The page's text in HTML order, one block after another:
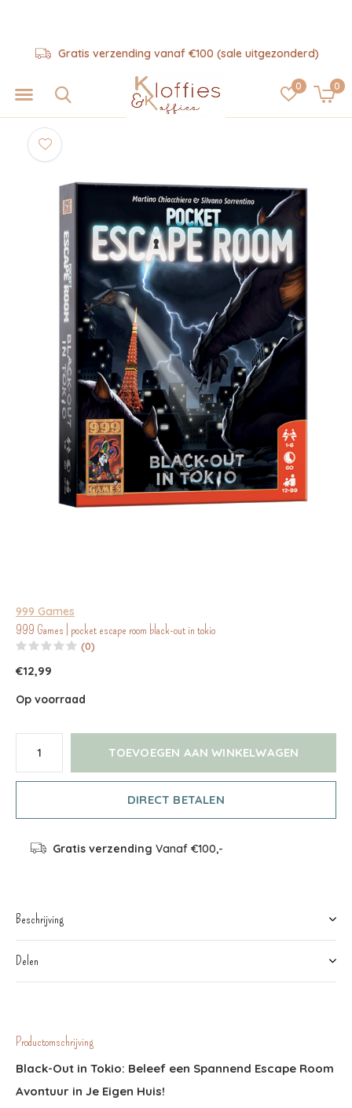
0 0
Gratis verzending vanaf €100 (sale uitgezonderd)
999 Games
999 Games | pocket escape room black-out in tokio
(0)
€12,99
Op voorraad
TOEVOEGEN AAN WINKELWAGEN
DIRECT BETALEN
Gratis verzending Vanaf €100,-
Beschrijving
Delen
Productomschrijving
Black-Out in Tokio: Beleef een Spannend Escape Room
Avontuur in Je Eigen Huis!